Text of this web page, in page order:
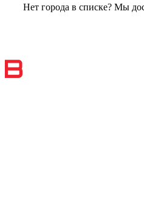
Нет города в списке? Мы